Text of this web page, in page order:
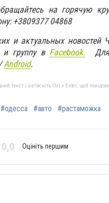
на горячую
+3809377 04868
и актуальных
группу в Facebook. Для
Android.
текст і натисніть Ctrl + Enter, щоб
#одесса #авто #растаможка
0,0 Оцініть першим